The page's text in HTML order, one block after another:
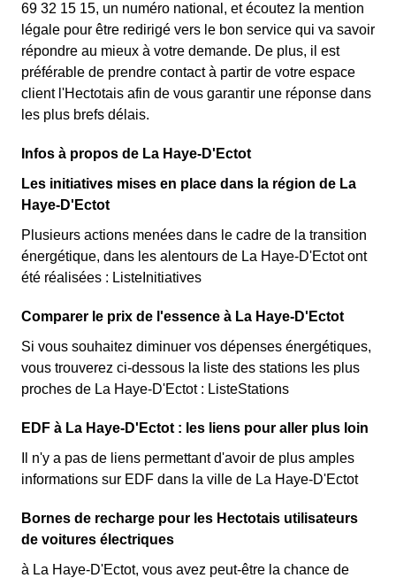
69 32 15 15, un numéro national, et écoutez la mention
légale pour être redirigé vers le bon service qui va savoir
répondre au mieux à votre demande. De plus, il est
préférable de prendre contact à partir de votre espace
client l'Hectotais afin de vous garantir une réponse dans
les plus brefs délais.
Infos à propos de La Haye-D'Ectot
Les initiatives mises en place dans la région de La
Haye-D'Ectot
Plusieurs actions menées dans le cadre de la transition
énergétique, dans les alentours de La Haye-D'Ectot ont
été réalisées : ListeInitiatives
Comparer le prix de l'essence à La Haye-D'Ectot
Si vous souhaitez diminuer vos dépenses énergétiques,
vous trouverez ci-dessous la liste des stations les plus
proches de La Haye-D'Ectot : ListeStations
EDF à La Haye-D'Ectot : les liens pour aller plus loin
Il n'y a pas de liens permettant d'avoir de plus amples
informations sur EDF dans la ville de La Haye-D'Ectot
Bornes de recharge pour les Hectotais utilisateurs
de voitures électriques
à La Haye-D'Ectot, vous avez peut-être la chance de